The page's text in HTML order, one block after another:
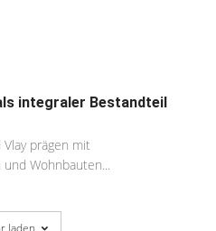
integraler Bestandteil
prägen mit
Wohnbauten...
laden